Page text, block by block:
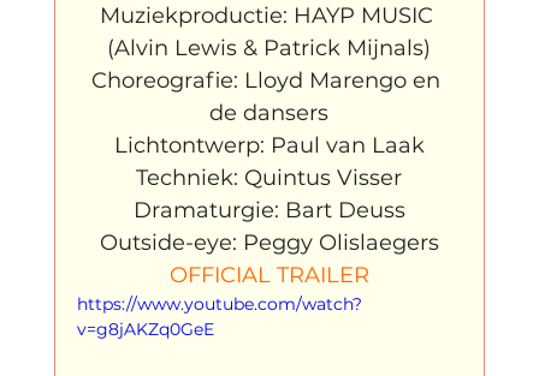
Muziekproductie: HAYP MUSIC
(Alvin Lewis & Patrick Mijnals)
Choreografie: Lloyd Marengo en
de dansers
Lichtontwerp: Paul van Laak
Techniek: Quintus Visser
Dramaturgie: Bart Deuss
Outside-eye: Peggy Olislaegers
OFFICIAL TRAILER
https://www.youtube.com/watch?
v=g8jAKZq0GeE